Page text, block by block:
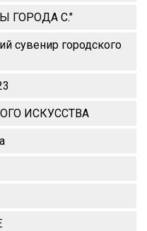
ГОРОДА С."
сувенир городского
ИСКУССТВА